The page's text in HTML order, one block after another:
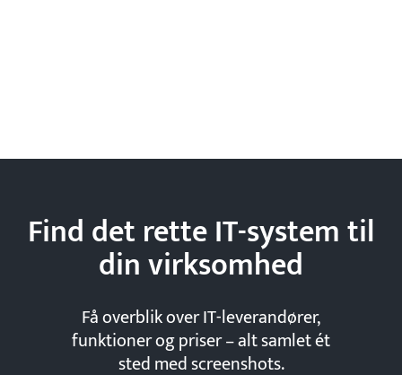
Find det rette IT-system til
dinvirksomhed
Få overblik over IT-leverandører,
funktioner og priser – alt samlet ét
sted med screenshots.